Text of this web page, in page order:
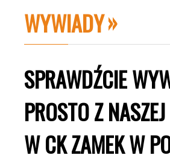
WYWIADY
SPRAWDŹCIE
PROSTO Z
W CK ZAMEK W